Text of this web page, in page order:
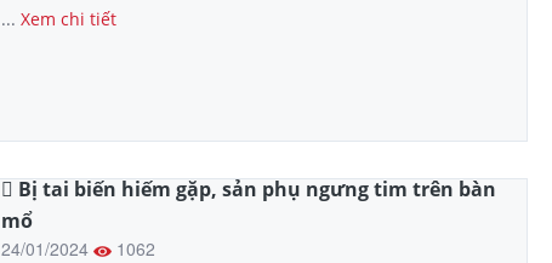
... Xem chi tiết
 Bị tai biến hiếm gặp, sản phụ ngưng tim trên bàn
mổ
24/01/2024 1062